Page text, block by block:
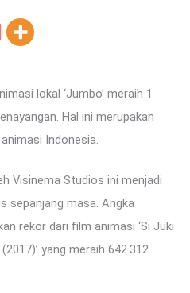
lokal ‘Jumbo’ meraih 1
Hal ini merupakan
Indonesia.
Visinema Studios ini menjadi
sepanjang masa. Angka
rekor dari film animasi ‘Si Juki
yang meraih 642.312